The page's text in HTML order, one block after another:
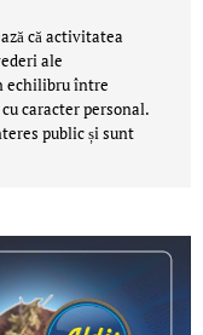
că activitatea
ale
echilibru între
caracter personal.
public și sunt